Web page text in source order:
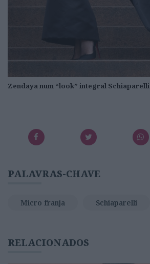
Zendaya num “look” integral Schiaparelli
PALAVRAS-CHAVE
Micro franja Schiaparelli
RELACIONADOS